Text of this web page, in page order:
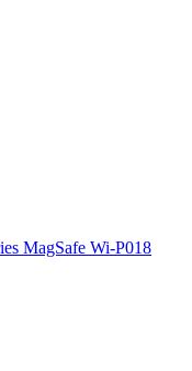
MagSafe Wi-P018